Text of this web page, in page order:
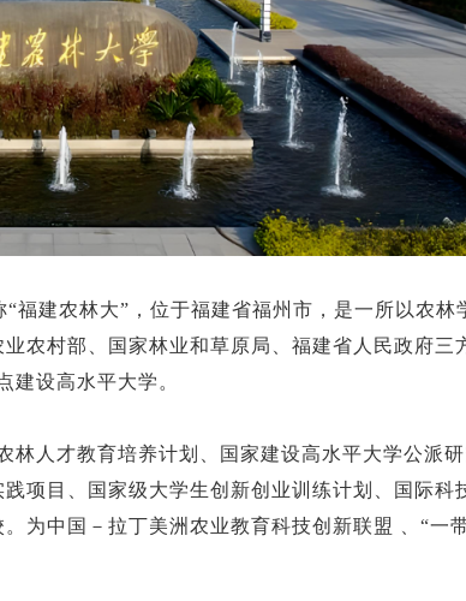
建农林大”，位于福建省福州市，是一所以农林
农村部、国家林业和草原局、福建省人民政府三
建设高水平大学。
人才教育培养计划、国家建设高水平大学公派
项目、国家级大学生创新创业训练计划、国际科
为中国－拉丁美洲农业教育科技创新联盟 、“一